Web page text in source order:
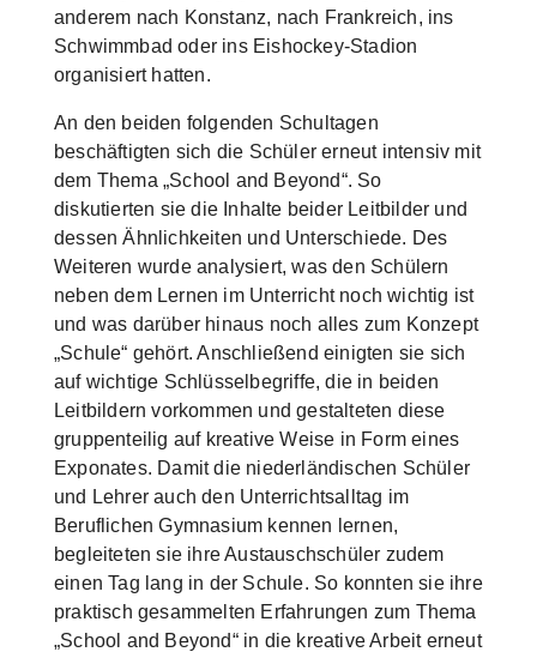
anderem nach Konstanz, nach Frankreich, ins
Schwimmbad oder ins Eishockey-Stadion
organisiert hatten.
An den beiden folgenden Schultagen
beschäftigten sich die Schüler erneut intensiv mit
dem Thema „School and Beyond“. So
diskutierten sie die Inhalte beider Leitbilder und
dessen Ähnlichkeiten und Unterschiede. Des
Weiteren wurde analysiert, was den Schülern
neben dem Lernen im Unterricht noch wichtig ist
und was darüber hinaus noch alles zum Konzept
„Schule“ gehört. Anschließend einigten sie sich
auf wichtige Schlüsselbegriffe, die in beiden
Leitbildern vorkommen und gestalteten diese
gruppenteilig auf kreative Weise in Form eines
Exponates. Damit die niederländischen Schüler
und Lehrer auch den Unterrichtsalltag im
Beruflichen Gymnasium kennen lernen,
begleiteten sie ihre Austauschschüler zudem
einen Tag lang in der Schule. So konnten sie ihre
praktisch gesammelten Erfahrungen zum Thema
„School and Beyond“ in die kreative Arbeit erneut